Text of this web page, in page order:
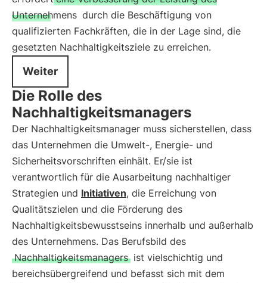
Unternehmens durch die Beschäftigung von
qualifizierten Fachkräften, die in der Lage sind, die
gesetzten Nachhaltigkeitsziele zu erreichen.
Weiter
Die Rolle des
Nachhaltigkeitsmanagers
Der Nachhaltigkeitsmanager muss sicherstellen, dass
das Unternehmen die Umwelt-, Energie- und
Sicherheitsvorschriften einhält. Er/sie ist
verantwortlich für die Ausarbeitung nachhaltiger
Strategien und Initiativen, die Erreichung von
Qualitätszielen und die Förderung des
Nachhaltigkeitsbewusstseins innerhalb und außerhalb
des Unternehmens. Das Berufsbild des
Nachhaltigkeitsmanagers ist vielschichtig und
bereichsübergreifend und befasst sich mit dem